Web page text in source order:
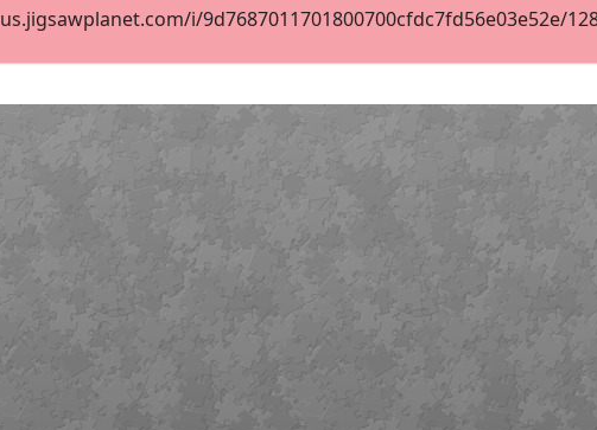
i/9d7687011701800700cfdc7fd56e03e52e/